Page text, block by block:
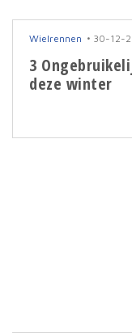
Wielrennen 30-12-
3
deze winter